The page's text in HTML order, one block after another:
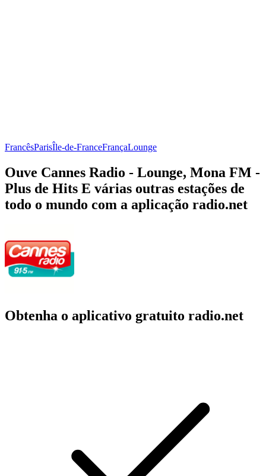
FrancêsParisÎle-de-FranceFrançaLounge
Ouve Cannes Radio - Lounge, Mona FM -
Plus de Hits E várias outras estações de
todo o mundo com a aplicação radio.net
Obtenha o aplicativo gratuito radio.net